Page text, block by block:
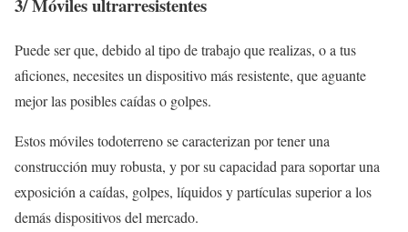
3/Móviles ultrarresistentes
Puede ser que, debido al tipo de trabajo que realizas, o a tus
aficiones, necesites un dispositivo más resistente, que aguante
mejor las posibles caídas o golpes.
Estos móviles todoterreno se caracterizan por tener una
construcción muy robusta, y por su capacidad para soportar una
exposición a caídas, golpes, líquidos y partículas superior a los
demás dispositivos del mercado.